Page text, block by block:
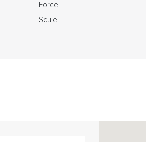
Force
Scule